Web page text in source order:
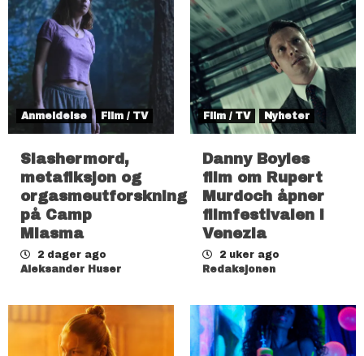
Anmeldelse Film / TV
Slashermord,
metafiksjon og
orgasmeutforskning
på Camp
Miasma
2 dager ago
Aleksander Huser
Film / TV Nyheter
Danny Boyles
film om Rupert
Murdoch åpner
filmfestivalen i
Venezia
2 uker ago
Redaksjonen